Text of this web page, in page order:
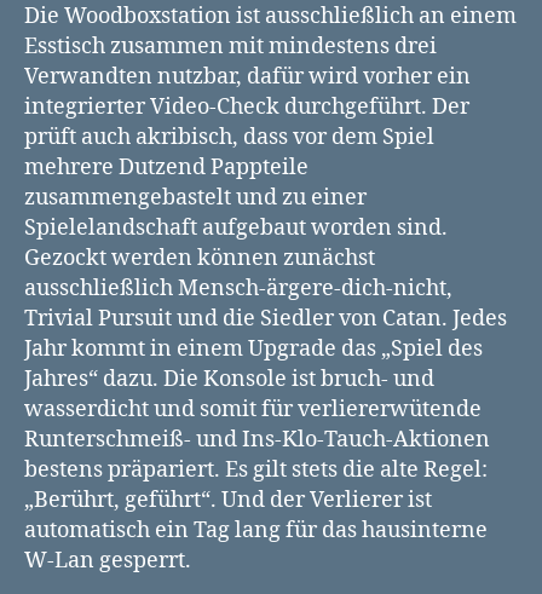
Die Woodboxstation ist ausschließlich an einem
Esstisch zusammen mit mindestens drei
Verwandten nutzbar, dafür wird vorher ein
integrierter Video-Check durchgeführt. Der
prüft auch akribisch, dass vor dem Spiel
mehrere Dutzend Pappteile
zusammengebastelt und zu einer
Spielelandschaft aufgebaut worden sind.
Gezockt werden können zunächst
ausschließlich Mensch-ärgere-dich-nicht,
Trivial Pursuit und die Siedler von Catan. Jedes
Jahr kommt in einem Upgrade das „Spiel des
Jahres“ dazu. Die Konsole ist bruch- und
wasserdicht und somit für verliererwütende
Runterschmeiß- und Ins-Klo-Tauch-Aktionen
bestens präpariert. Es gilt stets die alte Regel:
„Berührt, geführt“. Und der Verlierer ist
automatisch ein Tag lang für das hausinterne
W-Lan gesperrt.